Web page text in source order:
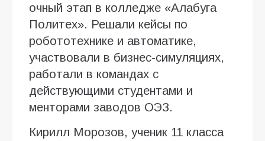
очный этап в колледже «Алабуга
Политех». Решали кейсы по
робототехнике и автоматике,
участвовали в бизнес-симуляциях,
работали в командах с
действующими студентами и
менторами заводов ОЭЗ.
Кирилл Морозов, ученик 11 класса